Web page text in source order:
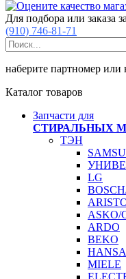
Для подбора или заказа
(910) 746-81-71
наберите партномер или
Каталог товаров
Запчасти для
СТИРАЛЬНЫХ
ТЭН
LG
ASKO/
ARDO
BEKO
HANSA
MIELE